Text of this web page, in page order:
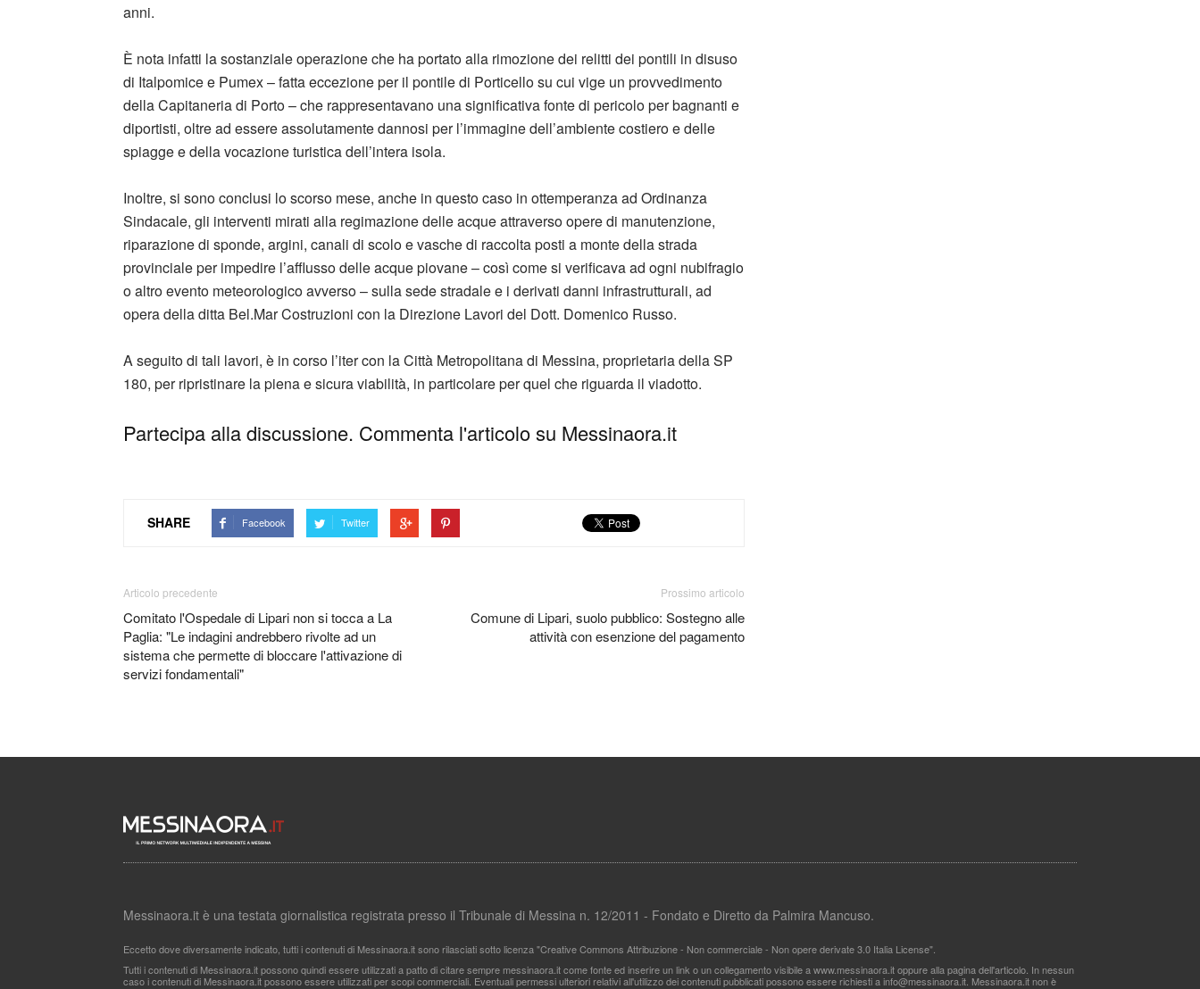
anni.
È nota infatti la sostanziale operazione che ha portato alla rimozione dei relitti dei pontili in disuso
di Italpomice e Pumex – fatta eccezione per il pontile di Porticello su cui vige un provvedimento
della Capitaneria di Porto – che rappresentavano una significativa fonte di pericolo per bagnanti e
diportisti, oltre ad essere assolutamente dannosi per l’immagine dell’ambiente costiero e delle
spiagge e della vocazione turistica dell’intera isola.
Inoltre, si sono conclusi lo scorso mese, anche in questo caso in ottemperanza ad Ordinanza
Sindacale, gli interventi mirati alla regimazione delle acque attraverso opere di manutenzione,
riparazione di sponde, argini, canali di scolo e vasche di raccolta posti a monte della strada
provinciale per impedire l’afflusso delle acque piovane – così come si verificava ad ogni nubifragio
o altro evento meteorologico avverso – sulla sede stradale e i derivati danni infrastrutturali, ad
opera della ditta Bel.Mar Costruzioni con la Direzione Lavori del Dott. Domenico Russo.
A seguito di tali lavori, è in corso l’iter con la Città Metropolitana di Messina, proprietaria della SP
180, per ripristinare la piena e sicura viabilità, in particolare per quel che riguarda il viadotto.
Partecipa alla discussione. Commenta l'articolo su Messinaora.it
SHARE Facebook Twitter
Articolo precedente
Comitato l'Ospedale di Lipari non si tocca a La
Paglia: "Le indagini andrebbero rivolte ad un
sistema che permette di bloccare l'attivazione di
servizi fondamentali"
Prossimo articolo
Comune di Lipari, suolo pubblico: Sostegno alle
attività con esenzione del pagamento
Messinaora.it è una testata giornalistica registrata presso il Tribunale di Messina n. 12/2011 - Fondato e Diretto da Palmira Mancuso.
Eccetto dove diversamente indicato, tutti i contenuti di Messinaora.it sono rilasciati sotto licenza "Creative Commons Attribuzione - Non commerciale - Non opere derivate 3.0 Italia License".
Tutti i contenuti di Messinaora.it possono quindi essere utilizzati a patto di citare sempre messinaora.it come fonte ed inserire un link o un collegamento visibile a www.messinaora.it oppure alla pagina dell'articolo. In nessun
caso i contenuti di Messinaora.it possono essere utilizzati per scopi commerciali. Eventuali permessi ulteriori relativi all'utilizzo dei contenuti pubblicati possono essere richiesti ainfo@messinaora.it . Messinaora.it non è